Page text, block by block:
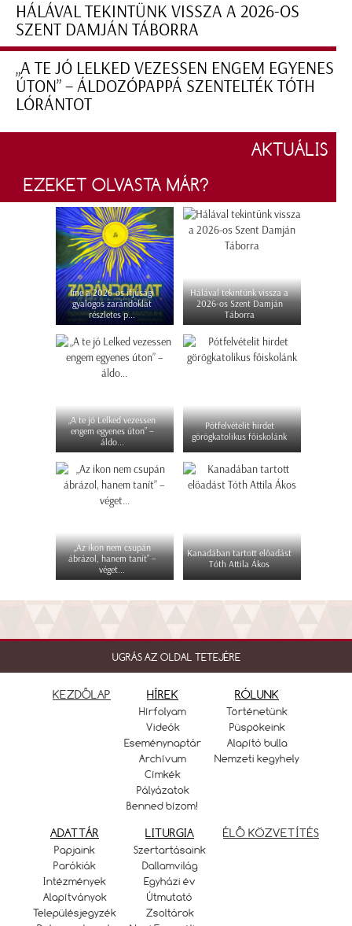
HÁLÁVAL TEKINTÜNK VISSZA A 2026-OS
SZENT DAMJÁN TÁBORRA
„A TE JÓ LELKED VEZESSEN ENGEM EGYENES
ÚTON” – ÁLDOZÓPAPPÁ SZENTELTÉK TÓTH
LÓRÁNTOT
AKTUÁLIS
EZEKET OLVASTA MÁR?
Íme a 2026-os ifjúsági
gyalogos zarándoklat
részletes p...
Hálával tekintünk vissza a
2026-os Szent Damján
Táborra
„A te jó Lelked vezessen
engem egyenes úton” –
áldo...
Pótfelvételit hirdet
görögkatolikus főiskolánk
„Az ikon nem csupán
ábrázol, hanem tanít” –
véget...
Kanadában tartott előadást
Tóth Attila Ákos
UGRÁS AZ OLDAL TETEJÉRE
KEZDŐLAP HÍREK
Hírfolyam
Videók
Eseménynaptár
Archívum
Címkék
Pályázatok
Benned bízom!
RÓLUNK
Történetünk
Püspökeink
Alapító bulla
Nemzeti kegyhely
ADATTÁR
Papjaink
Parókiák
Intézmények
Alapítványok
Településjegyzék
LITURGIA
Szertartásaink
Dallamvilág
Egyházi év
Útmutató
Zsoltárok
ÉLŐ KÖZVETÍTÉS